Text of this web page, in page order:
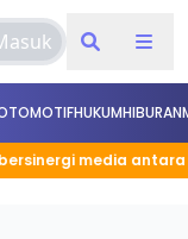
HUKUMHIBURAN
media antara